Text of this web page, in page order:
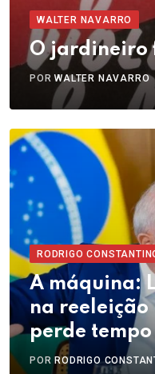
WALTER NAVARRO
O jardineiro
PORWALTER NAVARRO
RODRIGO
A máquina:
na
perde
POR RODRIGO